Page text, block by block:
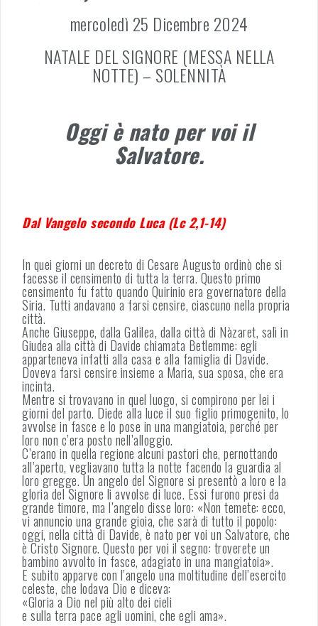
mercoledì 25 Dicembre 2024
NATALE DEL SIGNORE (MESSA NELLA
NOTTE) – SOLENNITÀ
Oggi è nato per voi il
Salvatore.
Dal Vangelo secondo Luca (Lc 2,1-14)
In quei giorni un decreto di Cesare Augusto ordinò che si
facesse il censimento di tutta la terra. Questo primo
censimento fu fatto quando Quirinio era governatore della
Siria. Tutti andavano a farsi censire, ciascuno nella propria
città.
Anche Giuseppe, dalla Galilea, dalla città di Nàzaret, salì in
Giudea alla città di Davide chiamata Betlemme: egli
apparteneva infatti alla casa e alla famiglia di Davide.
Doveva farsi censire insieme a Maria, sua sposa, che era
incinta.
Mentre si trovavano in quel luogo, si compirono per lei i
giorni del parto. Diede alla luce il suo figlio primogenito, lo
avvolse in fasce e lo pose in una mangiatoia, perché per
loro non c’era posto nell’alloggio.
C’erano in quella regione alcuni pastori che, pernottando
all’aperto, vegliavano tutta la notte facendo la guardia al
loro gregge. Un angelo del Signore si presentò a loro e la
gloria del Signore li avvolse di luce. Essi furono presi da
grande timore, ma l’angelo disse loro: «Non temete: ecco,
vi annuncio una grande gioia, che sarà di tutto il popolo:
oggi, nella città di Davide, è nato per voi un Salvatore, che
è Cristo Signore. Questo per voi il segno: troverete un
bambino avvolto in fasce, adagiato in una mangiatoia».
E subito apparve con l’angelo una moltitudine dell’esercito
celeste, che lodava Dio e diceva:
«Gloria a Dio nel più alto dei cieli
e sulla terra pace agli uomini, che egli ama».